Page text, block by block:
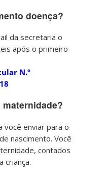
doença?
da secretaria o
após o primeiro
N.º
você enviar para o
nascimento. Você
contados
criança.